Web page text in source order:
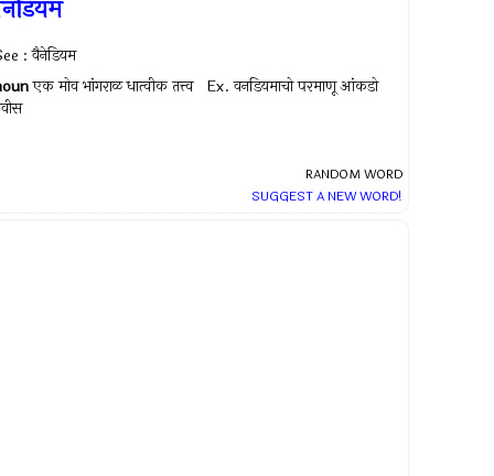
: वैनेडियम
एक मोव भांगराळ धात्वीक तत्त्व Ex.वनडियमाचो परमाणू आंकडो
RANDOM WORD
SUGGEST A NEW WORD!